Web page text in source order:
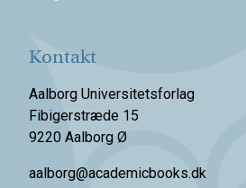
Kontakt
Aalborg Universitetsforlag
Fibigerstræde 15
9220 Aalborg Ø
aalborg@academicbooks.dk